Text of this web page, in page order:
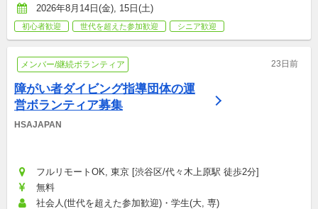
2026年8月14日(金), 15日(土)
初心者歓迎 世代を超えた参加歓迎 シニア歓迎
メンバー/継続ボランティア 23日前
障がい者ダイビング指導団体の運
営ボランティア募集
HSAJAPAN
フルリモートOK, 東京 [渋谷区/代々木上原駅 徒歩2分]
無料
社会人(世代を超えた参加歓迎)・学生(大, 専)